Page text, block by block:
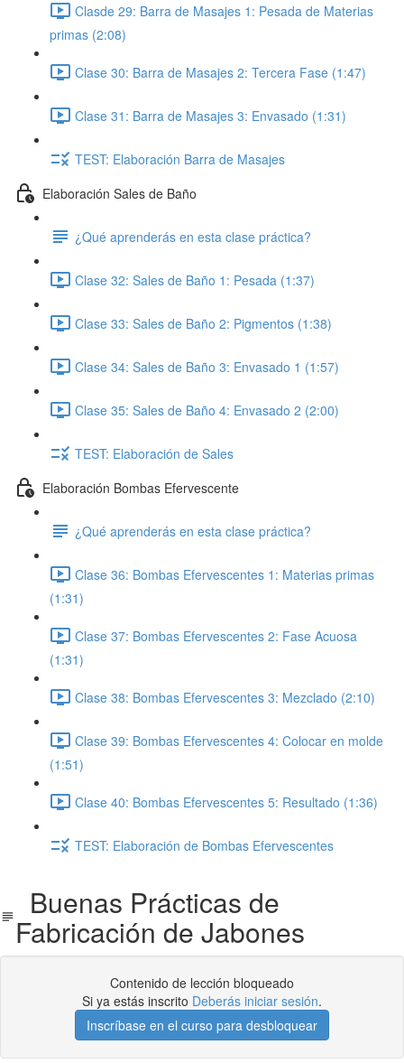
Clasde 29: Barra de Masajes 1: Pesada de Materias
primas (2:08)
Clase 30: Barra de Masajes 2: Tercera Fase (1:47)
Clase 31: Barra de Masajes 3: Envasado (1:31)
TEST: Elaboración Barra de Masajes
Elaboración Sales de Baño
¿Qué aprenderás en esta clase práctica?
Clase 32: Sales de Baño 1: Pesada (1:37)
Clase 33: Sales de Baño 2: Pigmentos (1:38)
Clase 34: Sales de Baño 3: Envasado 1 (1:57)
Clase 35: Sales de Baño 4: Envasado 2 (2:00)
TEST: Elaboración de Sales
Elaboración Bombas Efervescente
¿Qué aprenderás en esta clase práctica?
Clase 36: Bombas Efervescentes 1: Materias primas
(1:31)
Clase 37: Bombas Efervescentes 2: Fase Acuosa
(1:31)
Clase 38: Bombas Efervescentes 3: Mezclado (2:10)
Clase 39: Bombas Efervescentes 4: Colocar en molde
(1:51)
Clase 40: Bombas Efervescentes 5: Resultado (1:36)
TEST: Elaboración de Bombas Efervescentes
Buenas Prácticas de
Fabricación de Jabones
Contenido de lección bloqueado
Si ya estás inscrito Deberás iniciar sesión.
Inscríbase en el curso para desbloquear